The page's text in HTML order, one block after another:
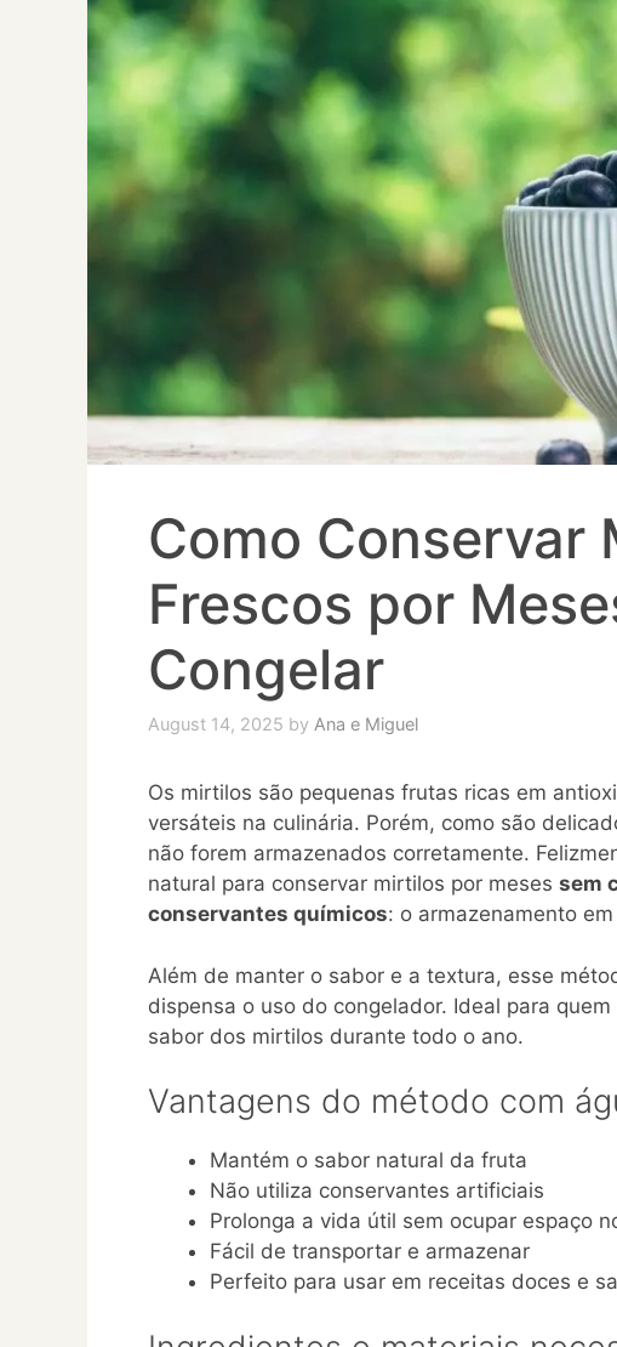
Como Conservar
Frescos por
Congelar
August 14, 2025 by Ana e Miguel
Os mirtilos são pequenas frutas ricas em
versáteis na culinária. Porém, como são
não forem armazenados corretamente.
natural para conservar mirtilos por meses sem
conservantes químicos: o armazenamento
Além de manter o sabor e a textura, esse
dispensa o uso do congelador. Ideal para
sabor dos mirtilos durante todo o ano.
Vantagens do método com
Mantém o sabor natural da fruta
Não utiliza conservantes artificiais
Prolonga a vida útil sem ocupar espaço
Fácil de transportar e armazenar
Perfeito para usar em receitas doces e